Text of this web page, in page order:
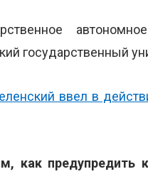
государственный
ввел в
как предупредить